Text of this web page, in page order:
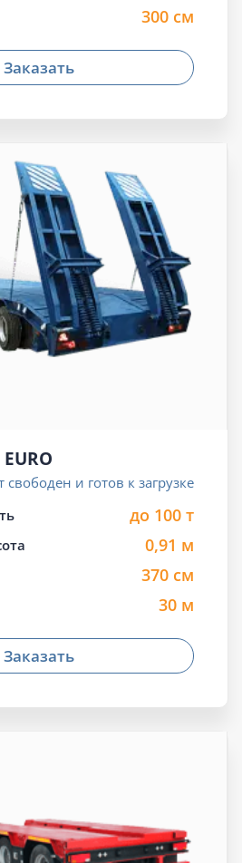
300 см
Заказать
и готов к загрузке
до 100 т
0,91 м
370 см
30 м
Заказать